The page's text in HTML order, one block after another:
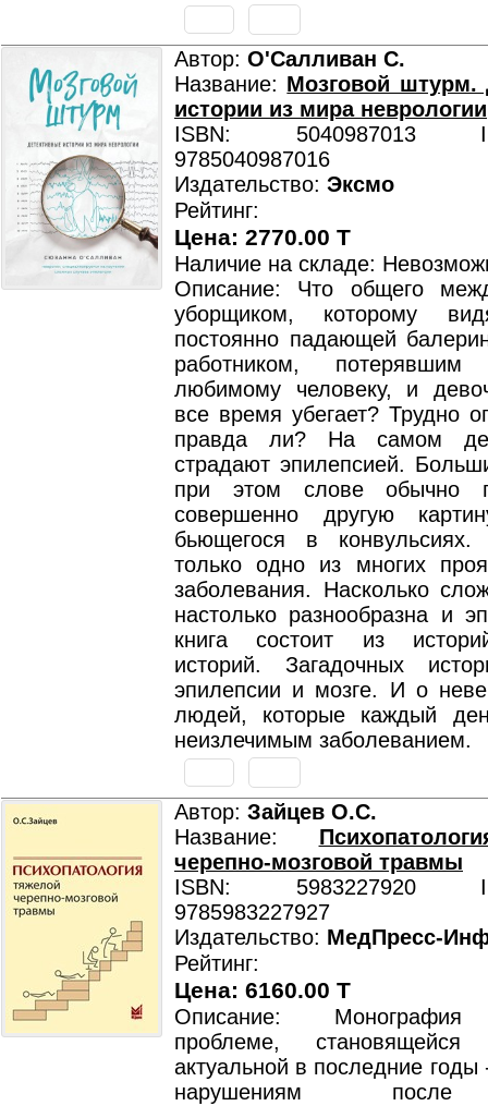
Автор: О'Салливан С.
Название: Мозговой штурм.
истории из мира неврологии
ISBN: 5040987013
9785040987016
Издательство: Эксмо
Рейтинг:
Цена: 2770.00 T
Наличие на складе:
Описание: Что общего
уборщиком, которому
постоянно падающей
работником,
любимому человеку, и
все время убегает? Трудно
правда ли? На самом
страдают эпилепсией.
при этом слове обычно
совершенно другую
бьющегося в
только одно из многих
заболевания. Насколько
настолько разнообразна и
книга состоит из
историй. Загадочных
эпилепсии и мозге. И о
людей, которые каждый
неизлечимым заболеванием.
Автор: Зайцев О.С.
Название:
черепно-мозговой травмы
ISBN: 5983227920
9785983227927
Издательство: МедПресс-
Рейтинг:
Цена: 6160.00 T
Описание: Монография
проблеме,
актуальной в последние годы
нарушениям после